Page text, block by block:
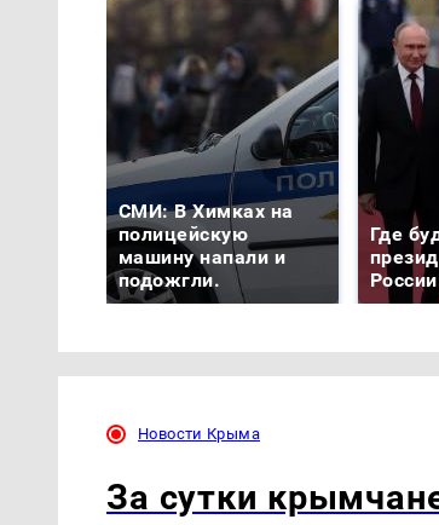
СМИ: В Химках на
полицейскую
машину напали и
подожгли.
Где
Новости Крыма
За сутки